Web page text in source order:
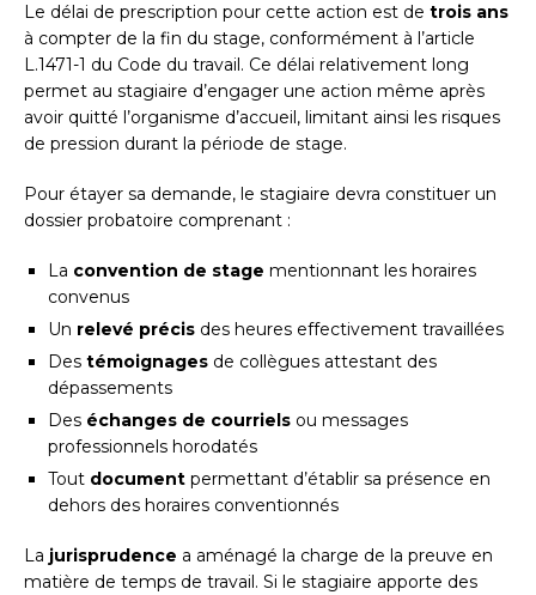
Le délai de prescription pour cette action est de trois ans
à compter de la fin du stage, conformément à l’article
L.1471-1 du Code du travail. Ce délai relativement long
permet au stagiaire d’engager une action même après
avoir quitté l’organisme d’accueil, limitant ainsi les risques
de pression durant la période de stage.
Pour étayer sa demande, le stagiaire devra constituer un
dossier probatoire comprenant :
La convention de stage mentionnant les horaires
convenus
Un relevé précis des heures effectivement travaillées
Des témoignages de collègues attestant des
dépassements
Des échanges de courriels ou messages
professionnels horodatés
Tout document permettant d’établir sa présence en
dehors des horaires conventionnés
La jurisprudence a aménagé la charge de la preuve en
matière de temps de travail. Si le stagiaire apporte des